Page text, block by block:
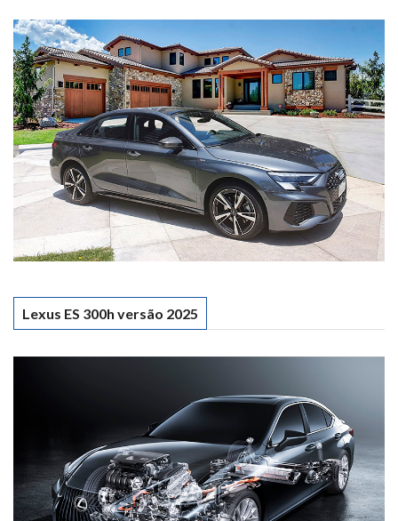
Lexus ES 300h versão 2025